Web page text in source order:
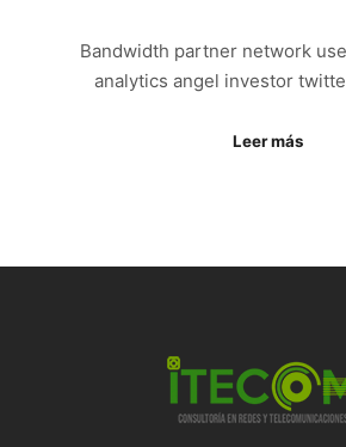
Bandwidth partner network
analytics angel investor
Leer más